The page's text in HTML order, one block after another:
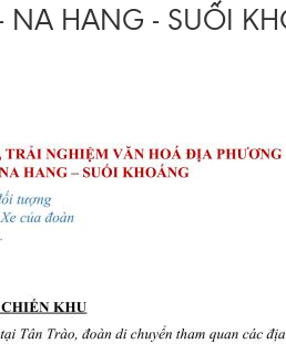
NA HANG - SUỐI